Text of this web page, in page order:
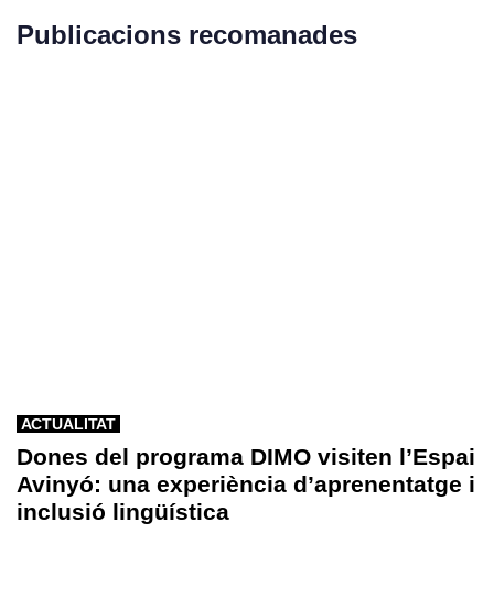
Publicacions recomanades
ACTUALITAT
Dones del programa DIMO visiten l’Espai
Avinyó: una experiència d’aprenentatge i
inclusió lingüística